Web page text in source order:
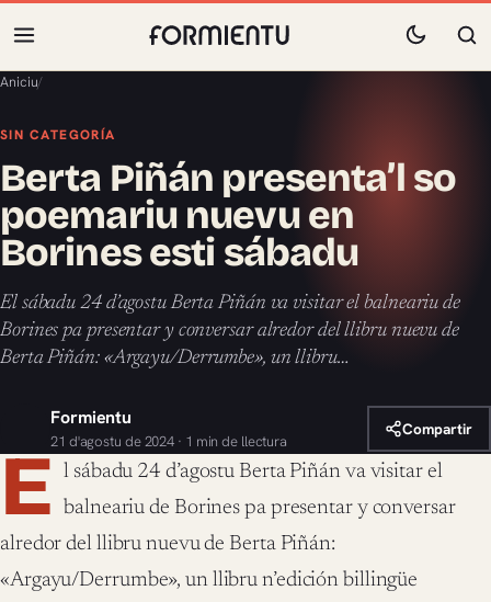
Aniciu/
SIN CATEGORÍA
Berta Piñán presenta’l so
poemariu nuevu en
Borines esti sábadu
El sábadu 24 d’agostu Berta Piñán va visitar el balneariu de
Borines pa presentar y conversar alredor del llibru nuevu de
Berta Piñán: «Argayu/Derrumbe», un llibru…
Formientu
21 d'agostu de 2024 · 1 min de llectura
Compartir
E l sábadu 24 d’agostu Berta Piñán va visitar el
balneariu de Borines pa presentar y conversar
alredor del llibru nuevu de Berta Piñán:
«Argayu/Derrumbe», un llibru n’edición billingüe